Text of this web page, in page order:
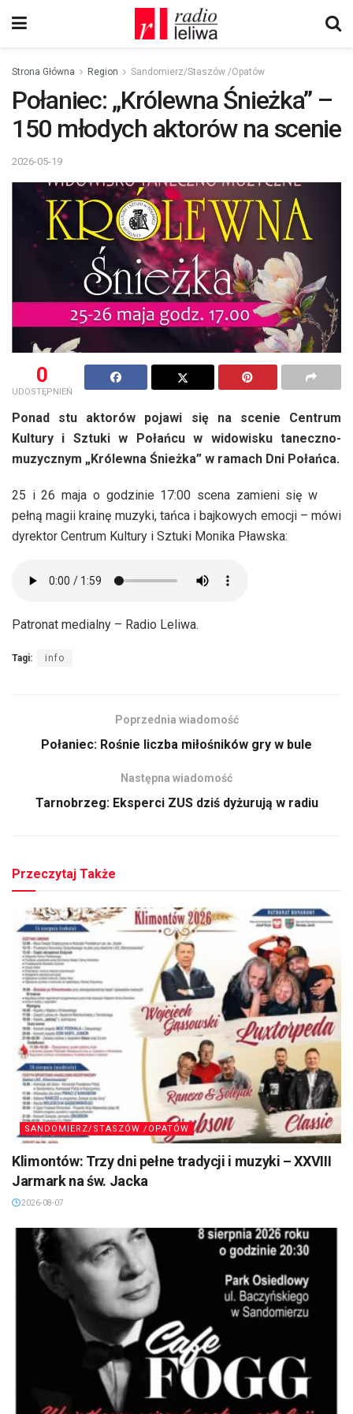
Strona Główna Region Sandomierz/Staszów /Opatów
Połaniec: „Królewna Śnieżka” –
150 młodych aktorów na scenie
2026-05-19
0
UDOSTĘPNIEŃ
Ponad stu aktorów pojawi się na scenie Centrum
Kultury i Sztuki w Połańcu w widowisku taneczno-
muzycznym „Królewna Śnieżka” w ramach Dni Połańca.
25 i 26 maja o godzinie 17:00 scena zamieni się w
pełną magii krainę muzyki, tańca i bajkowych emocji – mówi
dyrektor Centrum Kultury i Sztuki Monika Pławska:
Patronat medialny – Radio Leliwa.
Tagi: info
Poprzednia wiadomość
Połaniec: Rośnie liczba miłośników gry w bule
Następna wiadomość
Tarnobrzeg: Eksperci ZUS dziś dyżurują w radiu
Przeczytaj Także
SANDOMIERZ/STASZÓW /OPATÓW
Klimontów: Trzy dni pełne tradycji i muzyki – XXVIII
Jarmark na św. Jacka
2026-08-07